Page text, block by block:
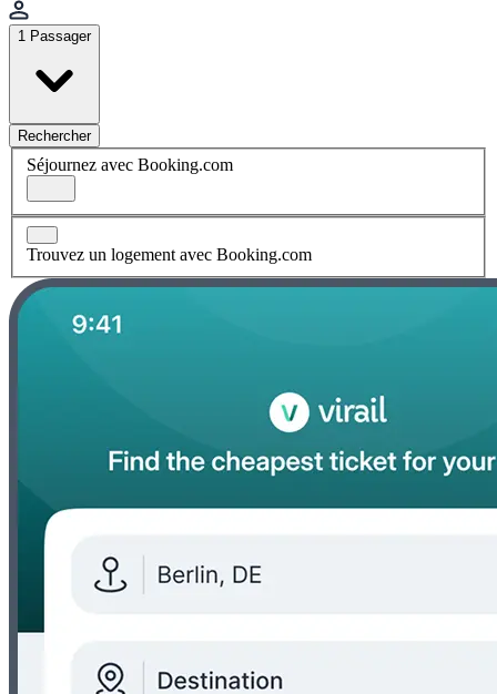
1 Passager
Rechercher
Séjournez avec Booking.com
Trouvez un logement avec Booking.com